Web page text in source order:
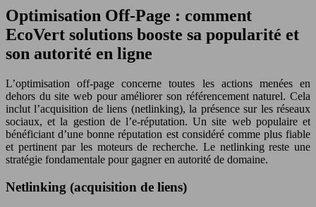
Optimisation Off-Page : comment
EcoVert solutions booste sa popularité et
son autorité en ligne
L’optimisation off-page concerne toutes les actions menées en
dehors du site web pour améliorer son référencement naturel. Cela
inclut l’acquisition de liens (netlinking), la présence sur les réseaux
sociaux, et la gestion de l’e-réputation. Un site web populaire et
bénéficiant d’une bonne réputation est considéré comme plus fiable
et pertinent par les moteurs de recherche. Le netlinking reste une
stratégie fondamentale pour gagner en autorité de domaine.
Netlinking (acquisition de liens)